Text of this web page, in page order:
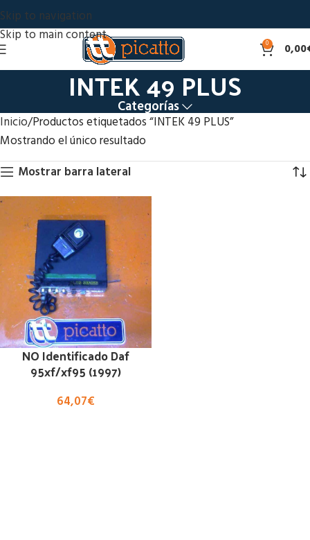
Skip to navigation
Skip to main content
0 0,00
INTEK 49 PLUS
Categorías
Inicio Productos etiquetados “INTEK 49 PLUS”
Mostrando el único resultado
Mostrar barra lateral
NO Identificado Daf
95xf/xf95 (1997)
64,07€